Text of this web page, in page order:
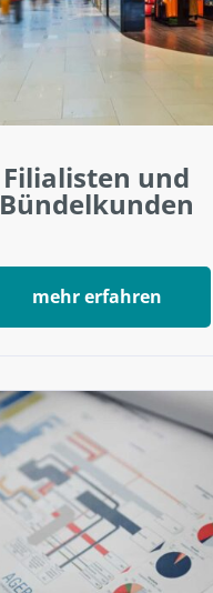
Filialisten und
Bündelkunden
mehr erfahren